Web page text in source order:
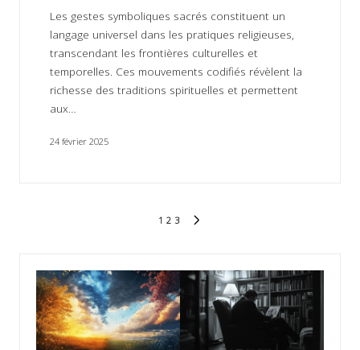
Les gestes symboliques sacrés constituent un
langage universel dans les pratiques religieuses,
transcendant les frontières culturelles et
temporelles. Ces mouvements codifiés révèlent la
richesse des traditions spirituelles et permettent
aux…
24 février 2025
publications
1 2 3